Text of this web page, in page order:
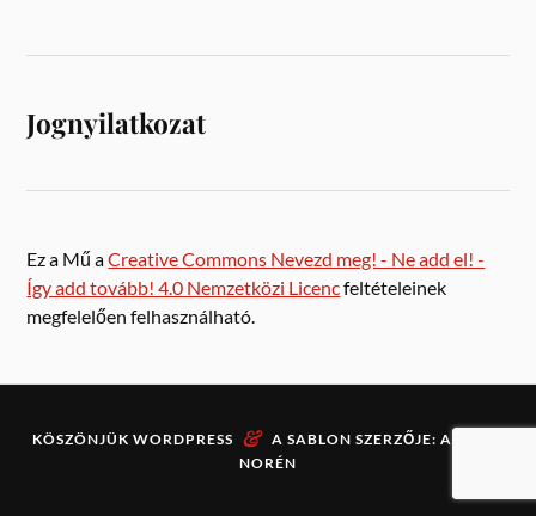
Jognyilatkozat
Ez a Mű aCreative Commons Nevezd meg! - Ne add el! -
Így add tovább! 4.0 Nemzetközi Licencfeltételeinek
megfelelően felhasználható.
KÖSZÖNJÜK WORDPRESS & A SABLON SZERZŐJE: ANDERS
NORÉN